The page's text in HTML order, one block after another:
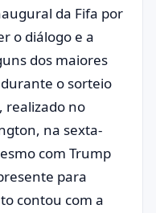
da Fifa por
o diálogo e a
dos maiores
o sorteio
realizado no
na sexta-
com Trump
para
contou com a